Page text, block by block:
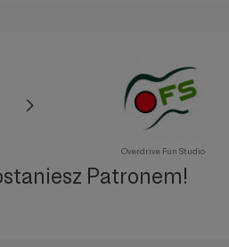
Overdrive Fun Studio
Patronem!